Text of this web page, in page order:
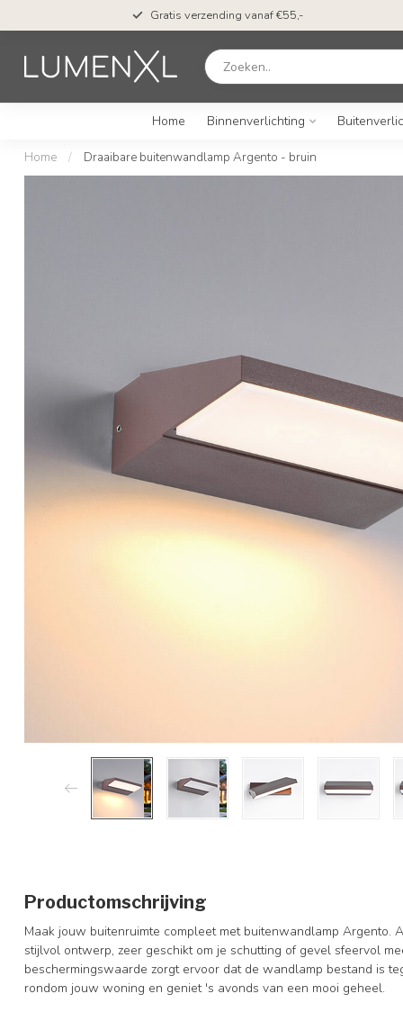
Gratis verzending vanaf €55,-
Home Binnenverlichting
Home / Draaibare buitenwandlamp Argento - bruin
Productomschrijving
Maak jouw buitenruimte compleet met buitenwandlamp Argento.
stijlvol ontwerp, zeer geschikt om je schutting of gevel sfeervol
beschermingswaarde zorgt ervoor dat de wandlamp bestand is
rondom jouw woning en geniet 's avonds van een mooi geheel.